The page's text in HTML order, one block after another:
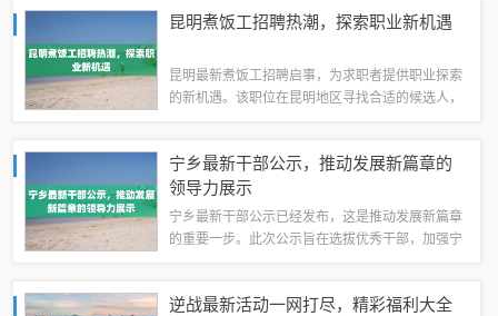
昆明煮饭工招聘热潮，探索职业新机遇
昆明最新煮饭工招聘启事，为求职者提供职业探索
的新机遇。该职位在昆明地区寻找合适的候选人，
具备基本厨艺技能的人士。加入我们的团队，...
宁乡最新干部公示，推动发展新篇章的
领导力展示
宁乡最新干部公示已经发布，这是推动发展新篇章
的重要一步。此次公示旨在选拔优秀干部，加强宁
历和业绩等，公开透明地进行选拔和任命。此...
逆战最新活动一网打尽，精彩福利大全